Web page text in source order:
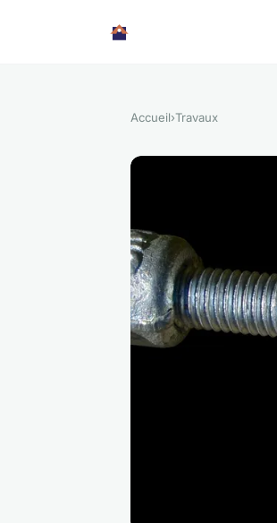
Accueil›Travaux